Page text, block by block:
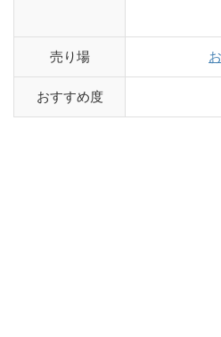
売り場
おすすめ度